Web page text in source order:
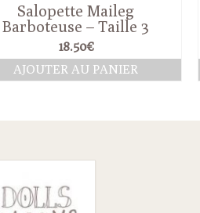
Salopette Maileg
Barboteuse – Taille 3
18.50€
AJOUTER AU PANIER